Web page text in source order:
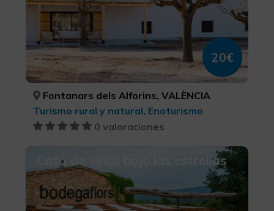
20€
Fontanars dels Alforins, VALÈNCIA
Turismo rural y natural, Enoturismo
0 valoraciones
Cata de vinos bajo las estrellas